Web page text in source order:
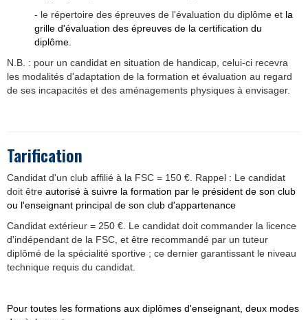
- le répertoire des épreuves de l'évaluation du diplôme et la
grille d'évaluation des épreuves de la certification du
diplôme.
N.B. : pour un candidat en situation de handicap, celui-ci recevra
les modalités d'adaptation de la formation et évaluation au regard
de ses incapacités et des aménagements physiques à envisager.
Tarification
Candidat d'un club affilié à la FSC = 150 €. Rappel : Le candidat
doit être autorisé à suivre la formation par le président de son club
ou l'enseignant principal de son club d'appartenance
Candidat extérieur = 250 €. Le candidat doit commander la licence
d'indépendant de la FSC, et être recommandé par un tuteur
diplômé de la spécialité sportive ; ce dernier garantissant le niveau
technique requis du candidat.
Pour toutes les formations aux diplômes d'enseignant, deux modes